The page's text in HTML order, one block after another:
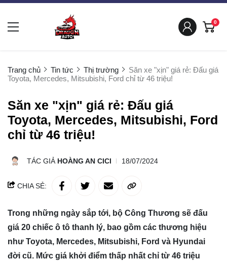
0
Trang chủ Tin tức Thị trường
Săn xe "xịn" giá rẻ: Đấu giá
Toyota, Mercedes, Mitsubishi, Ford chỉ từ 46 triệu!
Săn xe "xịn" giá rẻ: Đấu giá
Toyota, Mercedes, Mitsubishi, Ford
chỉ từ 46 triệu!
TÁC GIẢ HOÀNG AN CICI 18/07/2024
CHIA SẺ:
Trong những ngày sắp tới, bộ Công Thương sẽ đấu
giá 20 chiếc ô tô thanh lý, bao gồm các thương hiệu
như Toyota, Mercedes, Mitsubishi, Ford và Hyundai
đời cũ. Mức giá khởi điểm thấp nhất chỉ từ 46 triệu